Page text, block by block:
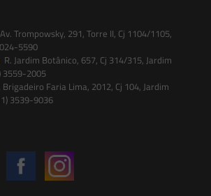
Av. Trompowsky, 291, Torre II, Cj 1104/1105,
5590
R. Jardim Botânico, 657, Cj 314/315, Jardim
3559-2005
Brigadeiro Faria Lima, 2012, Cj 104, Jardim
3539-9036